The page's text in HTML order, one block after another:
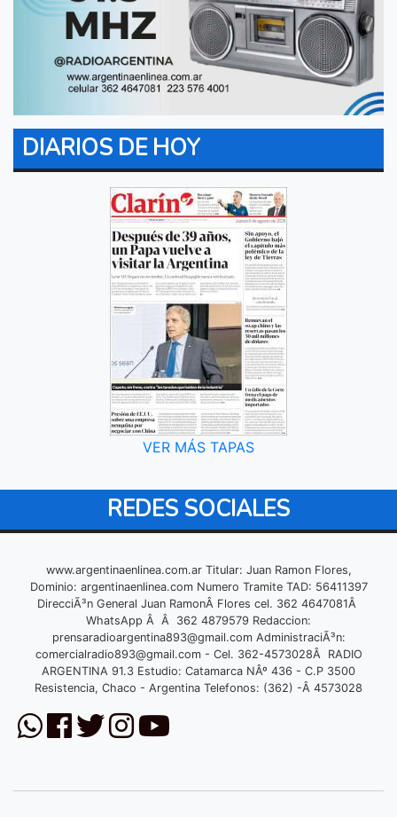
DIARIOS DE HOY
VER MÁS TAPAS
REDES SOCIALES
www.argentinaenlinea.com.ar Titular: Juan Ramon Flores,
Dominio: argentinaenlinea.com Numero Tramite TAD: 56411397
DirecciÃ³n General Juan RamonÂ Flores cel. 362 4647081Â
WhatsApp Â Â 362 4879579 Redaccion:
prensaradioargentina893@gmail.comAdministraciÃ³n:
comercialradio893@gmail.com- Cel. 362-4573028Â RADIO
ARGENTINA 91.3 Estudio: Catamarca NÂº 436 - C.P 3500
Resistencia, Chaco - Argentina Telefonos: (362) -Â 4573028